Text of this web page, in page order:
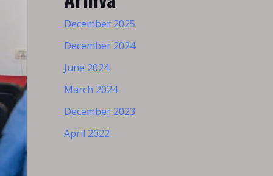
December 2025
December 2024
June 2024
March 2024
December 2023
April 2022